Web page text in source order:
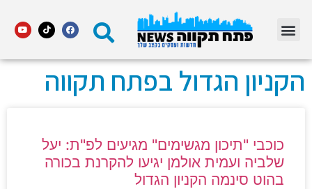
הקניון הגדול בפתח תקווה
כוכבי "תיכון מגשימים" מגיעים לפ"ת: יעל
שלביה ועמית אולמן יגיעו להקרנת בכורה
בהוט סינמה הקניון הגדול